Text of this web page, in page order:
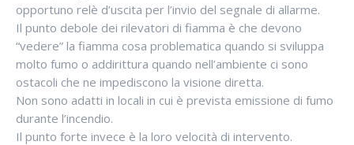
opportuno relè d’uscita per l’invio del segnale di allarme.
Il punto debole dei rilevatori di fiamma è che devono
“vedere” la fiamma cosa problematica quando si sviluppa
molto fumo o addirittura quando nell’ambiente ci sono
ostacoli che ne impediscono la visione diretta.
Non sono adatti in locali in cui è prevista emissione di fumo
durante l’incendio.
Il punto forte invece è la loro velocità di intervento.